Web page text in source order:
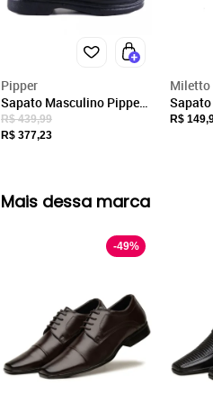
Pipper
Sapato Masculino Pipper
Social P6007 Pipper Preto
R$ 439,99
R$ 377,23
Miletto
Com
R$
Mais dessa marca
-49%